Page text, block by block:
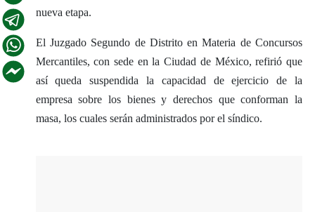
nueva etapa.
El Juzgado Segundo de Distrito en Materia de Concursos
Mercantiles, con sede en la Ciudad de México, refirió que
así queda suspendida la capacidad de ejercicio de la
empresa sobre los bienes y derechos que conforman la
masa, los cuales serán administrados por el síndico.